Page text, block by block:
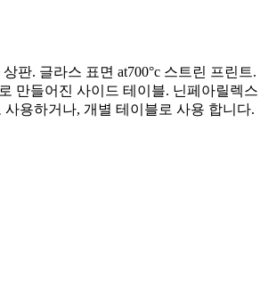
판. 글라스 표면 at700°c 스트린 프린트.
만들어진 사이드 테이블. 닌페아릴렉스
용하거나, 개별 테이블로 사용 합니다.